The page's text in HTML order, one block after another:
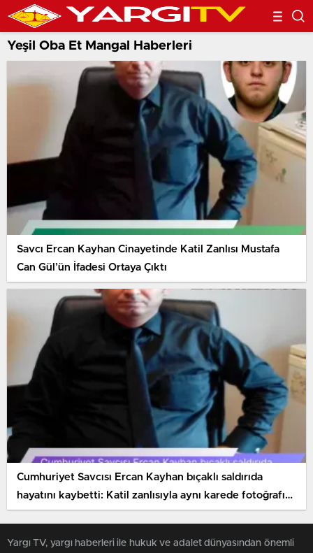
Yeşil Oba Et Mangal Haberleri
Savcı Ercan Kayhan Cinayetinde Katil Zanlısı Mustafa
Can Gül’ün İfadesi Ortaya Çıktı
Cumhuriyet Savcısı Ercan Kayhan bıçaklı saldırıda
hayatını kaybetti: Katil zanlısıyla aynı karede fotoğrafı
ortaya çıktı
Yargı TV, yargı haberleri ile hukuk ve adalet dünyasından önemli